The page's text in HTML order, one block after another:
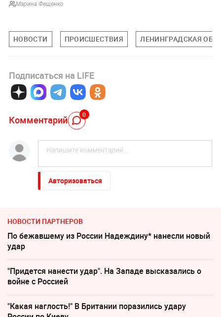
Марина Фещенко
НОВОСТИ ПРОИСШЕСТВИЯ ЛЕНИНГРАДСКАЯ
Подписаться на LIFE
Комментарий 0
Авторизоваться
НОВОСТИ ПАРТНЕРОВ
По бежавшему из России Надеждину* нанесли новый
удар
"Придется нанести удар". На Западе высказались о
войне с Россией
"Какая наглость!" В Британии поразились удару